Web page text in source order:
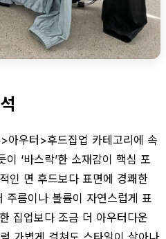
아우터>후드집업 카테고리에 속
‘바스락’한 소재감이 핵심 포
인 면 후드보다 표면에 경쾌한
주름이나 볼륨이 자연스럽게 표
집업보다 조금 더 아우터다운